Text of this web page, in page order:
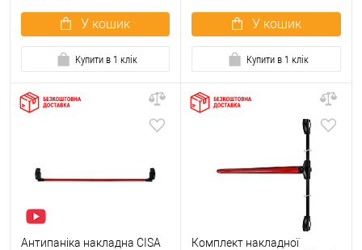
У кошик
Купити в 1 клік
У кошик
Купити в 1 клік
Антипаніка накладна CISA
Комплект накладної